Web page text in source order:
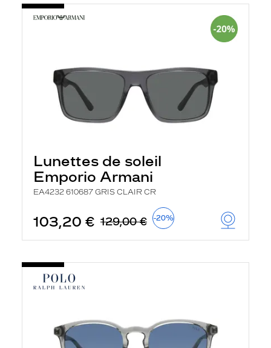
Lunettes de soleil
Emporio Armani
EA4232 610687 GRIS CLAIR CR
103,20 € 129,00 € -20%